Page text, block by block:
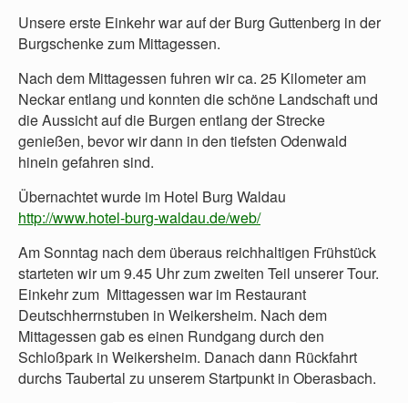
Unsere erste Einkehr war auf der Burg Guttenberg in der
Burgschenke zum Mittagessen.
Nach dem Mittagessen fuhren wir ca. 25 Kilometer am
Neckar entlang und konnten die schöne Landschaft und
die Aussicht auf die Burgen entlang der Strecke
genießen, bevor wir dann in den tiefsten Odenwald
hinein gefahren sind.
Übernachtet wurde im Hotel Burg Waldau
http://www.hotel-burg-waldau.de/web/
Am Sonntag nach dem überaus reichhaltigen Frühstück
starteten wir um 9.45 Uhr zum zweiten Teil unserer Tour.
Einkehr zum Mittagessen war im Restaurant
Deutschherrnstuben in Weikersheim. Nach dem
Mittagessen gab es einen Rundgang durch den
Schloßpark in Weikersheim. Danach dann Rückfahrt
durchs Taubertal zu unserem Startpunkt in Oberasbach.